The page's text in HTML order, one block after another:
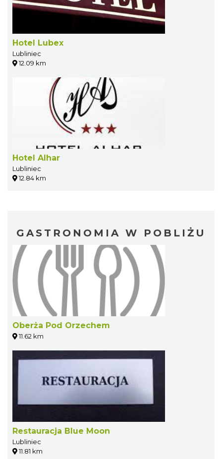
Hotel Lubex
Lubliniec
12.09 km
Hotel Alhar
Lubliniec
12.84 km
GASTRONOMIA W POBLIŻU
Oberża Pod Orzechem
11.62 km
Restauracja Blue Moon
Lubliniec
11.81 km